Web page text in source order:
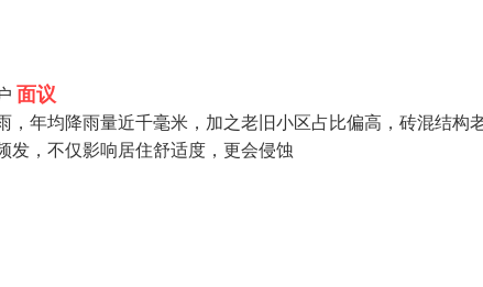
面议
年均降雨量近千毫米，加之老旧小区占比偏高，砖混结构
发，不仅影响居住舒适度，更会侵蚀